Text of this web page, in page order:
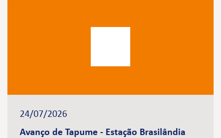
24/07/2026
Avanço de Tapume - Estação Brasilândia